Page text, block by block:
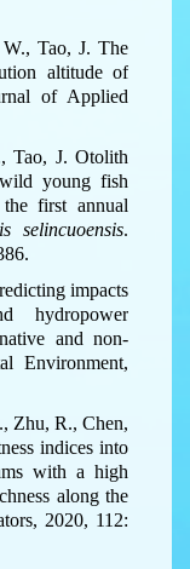
Tao, J. The
altitude of
of Applied
Tao, J. Otolith
young fish
first annual
selincuoensis.
impacts
hydropower
and non-
Environment,
Zhu, R., Chen,
indices into
with a high
along the
2020, 112: